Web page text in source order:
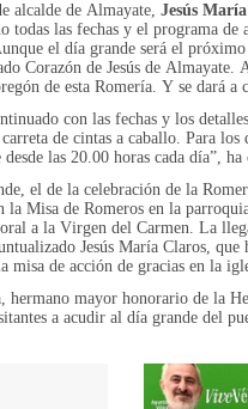
alcalde de Almayate, Jesús
todas las fechas y el programa
el día grande será el
Corazón de Jesús de
de esta Romería. Y se dará
con las fechas y los
de cintas a caballo. Para
las 20.00 horas cada día”, ha
el de la celebración de la
la Misa de Romeros en la
a la Virgen del Carmen. La
Jesús María Claros,
misa de acción de gracias en la
mayor honorario de la
a acudir al día grande del